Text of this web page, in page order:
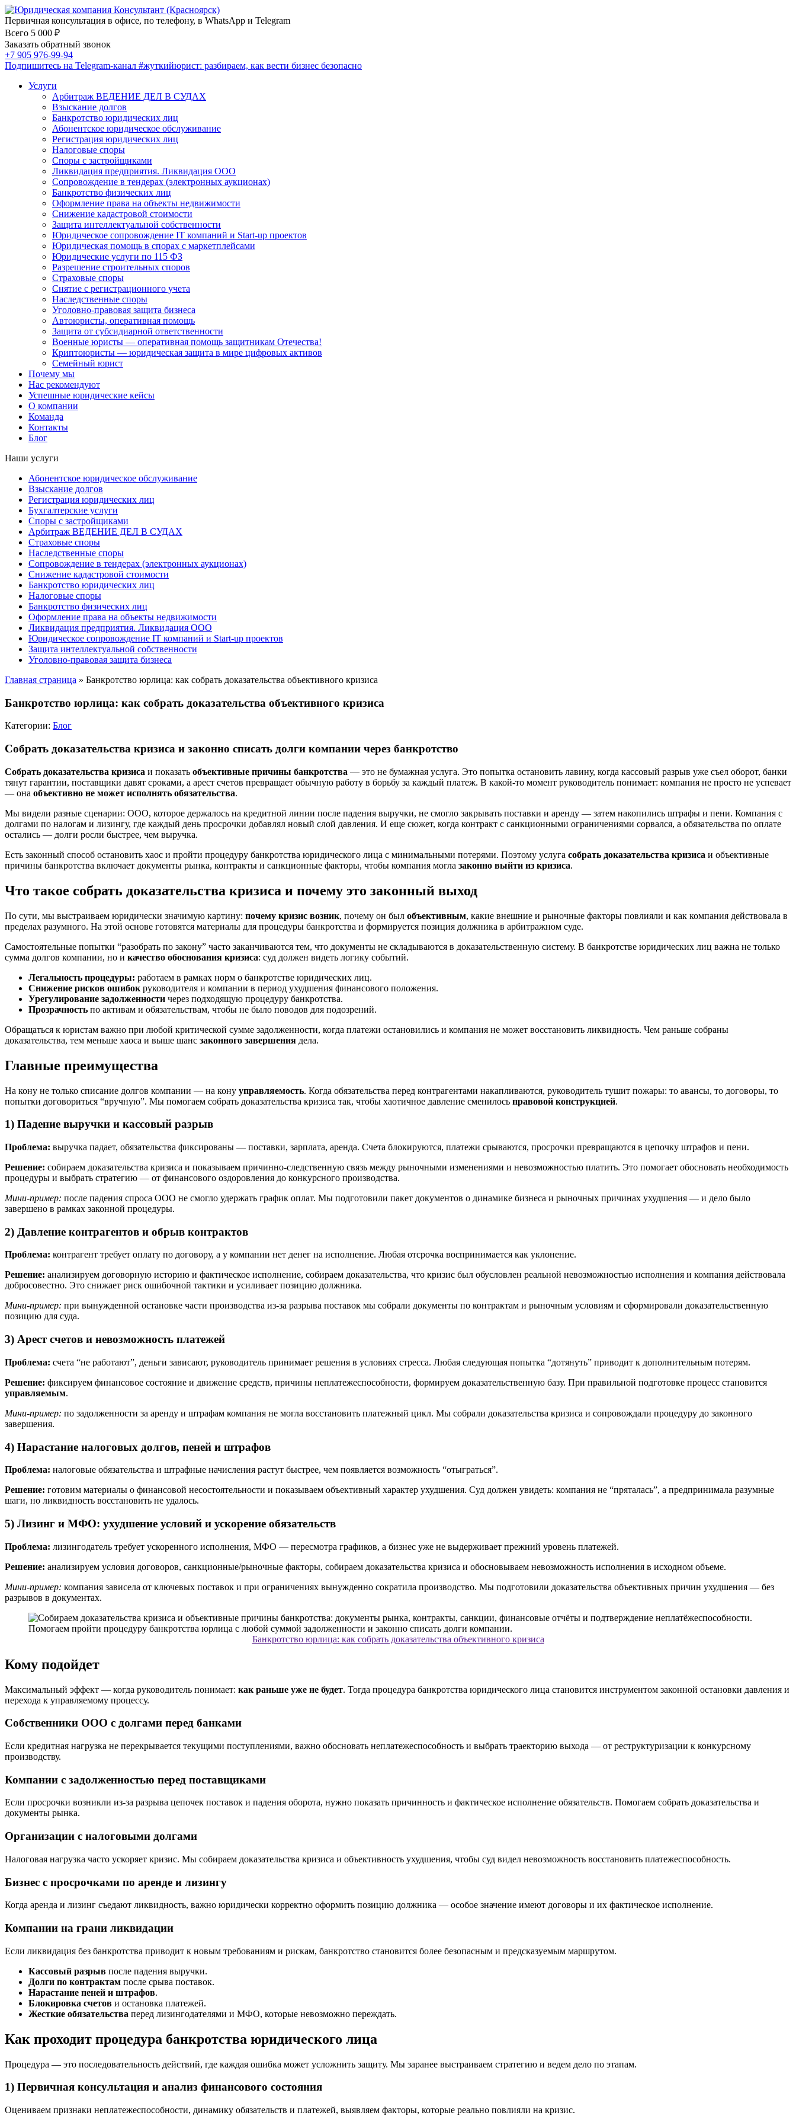
Первичная консультация в офисе, по телефону, в WhatsApp и Telegram
Всего 5 000 ₽
Заказать обратный звонок
+7 905 976-99-94
Подпишитесь на Telegram-канал #жуткийюрист: разбираем, как вести бизнес безопасно
Услуги
Арбитраж ВЕДЕНИЕ ДЕЛ В СУДАХ
Взыскание долгов
Банкротство юридических лиц
Абонентское юридическое обслуживание
Регистрация юридических лиц
Налоговые споры
Споры с застройщиками
Ликвидация предприятия. Ликвидация ООО
Сопровождение в тендерах (электронных аукционах)
Банкротство физических лиц
Оформление права на объекты недвижимости
Снижение кадастровой стоимости
Защита интеллектуальной собственности
Юридическое сопровождение IT компаний и Start-up проектов
Юридическая помощь в спорах с маркетплейсами
Юридические услуги по 115 ФЗ
Разрешение строительных споров
Страховые споры
Снятие с регистрационного учета
Наследственные споры
Уголовно-правовая защита бизнеса
Автоюристы, оперативная помощь
Защита от субсидиарной ответственности
Военные юристы — оперативная помощь защитникам Отечества!
Криптоюристы — юридическая защита в мире цифровых активов
Семейный юрист
Почему мы
Нас рекомендуют
Успешные юридические кейсы
О компании
Команда
Контакты
Блог
Наши услуги
Абонентское юридическое обслуживание
Взыскание долгов
Регистрация юридических лиц
Бухгалтерские услуги
Споры с застройщиками
Арбитраж ВЕДЕНИЕ ДЕЛ В СУДАХ
Страховые споры
Наследственные споры
Сопровождение в тендерах (электронных аукционах)
Снижение кадастровой стоимости
Банкротство юридических лиц
Налоговые споры
Банкротство физических лиц
Оформление права на объекты недвижимости
Ликвидация предприятия. Ликвидация ООО
Юридическое сопровождение IT компаний и Start-up проектов
Защита интеллектуальной собственности
Уголовно-правовая защита бизнеса
Главная страница » Банкротство юрлица: как собрать доказательства объективного кризиса
Банкротство юрлица: как собрать доказательства объективного кризиса
Категории: Блог
Собрать доказательства кризиса и законно списать долги компании через банкротство
Собрать доказательства кризиса и показать объективные причины банкротства — это не бумажная услуга. Это попытка остановить лавину, когда кассовый разрыв уже съел оборот, банки
тянут гарантии, поставщики давят сроками, а арест счетов превращает обычную работу в борьбу за каждый платеж. В какой-то момент руководитель понимает: компания не просто не успевает
— она объективно не может исполнять обязательства.
Мы видели разные сценарии: ООО, которое держалось на кредитной линии после падения выручки, не смогло закрывать поставки и аренду — затем накопились штрафы и пени. Компания с
долгами по налогам и лизингу, где каждый день просрочки добавлял новый слой давления. И еще сюжет, когда контракт с санкционными ограничениями сорвался, а обязательства по оплате
остались — долги росли быстрее, чем выручка.
Есть законный способ остановить хаос и пройти процедуру банкротства юридического лица с минимальными потерями. Поэтому услуга собрать доказательства кризиса и объективные
причины банкротства включает документы рынка, контракты и санкционные факторы, чтобы компания могла законно выйти из кризиса.
Что такое собрать доказательства кризиса и почему это законный выход
По сути, мы выстраиваем юридически значимую картину: почему кризис возник, почему он был объективным, какие внешние и рыночные факторы повлияли и как компания действовала в
пределах разумного. На этой основе готовятся материалы для процедуры банкротства и формируется позиция должника в арбитражном суде.
Самостоятельные попытки “разобрать по закону” часто заканчиваются тем, что документы не складываются в доказательственную систему. В банкротстве юридических лиц важна не только
сумма долгов компании, но и качество обоснования кризиса: суд должен видеть логику событий.
Легальность процедуры: работаем в рамках норм о банкротстве юридических лиц.
Снижение рисков ошибок руководителя и компании в период ухудшения финансового положения.
Урегулирование задолженности через подходящую процедуру банкротства.
Прозрачность по активам и обязательствам, чтобы не было поводов для подозрений.
Обращаться к юристам важно при любой критической сумме задолженности, когда платежи остановились и компания не может восстановить ликвидность. Чем раньше собраны
доказательства, тем меньше хаоса и выше шанс законного завершения дела.
Главные преимущества
На кону не только списание долгов компании — на кону управляемость. Когда обязательства перед контрагентами накапливаются, руководитель тушит пожары: то авансы, то договоры, то
попытки договориться “вручную”. Мы помогаем собрать доказательства кризиса так, чтобы хаотичное давление сменилось правовой конструкцией.
1) Падение выручки и кассовый разрыв
Проблема: выручка падает, обязательства фиксированы — поставки, зарплата, аренда. Счета блокируются, платежи срываются, просрочки превращаются в цепочку штрафов и пени.
Решение: собираем доказательства кризиса и показываем причинно-следственную связь между рыночными изменениями и невозможностью платить. Это помогает обосновать необходимость
процедуры и выбрать стратегию — от финансового оздоровления до конкурсного производства.
Мини-пример: после падения спроса ООО не смогло удержать график оплат. Мы подготовили пакет документов о динамике бизнеса и рыночных причинах ухудшения — и дело было
завершено в рамках законной процедуры.
2) Давление контрагентов и обрыв контрактов
Проблема: контрагент требует оплату по договору, а у компании нет денег на исполнение. Любая отсрочка воспринимается как уклонение.
Решение: анализируем договорную историю и фактическое исполнение, собираем доказательства, что кризис был обусловлен реальной невозможностью исполнения и компания действовала
добросовестно. Это снижает риск ошибочной тактики и усиливает позицию должника.
Мини-пример: при вынужденной остановке части производства из-за разрыва поставок мы собрали документы по контрактам и рыночным условиям и сформировали доказательственную
позицию для суда.
3) Арест счетов и невозможность платежей
Проблема: счета “не работают”, деньги зависают, руководитель принимает решения в условиях стресса. Любая следующая попытка “дотянуть” приводит к дополнительным потерям.
Решение: фиксируем финансовое состояние и движение средств, причины неплатежеспособности, формируем доказательственную базу. При правильной подготовке процесс становится
управляемым.
Мини-пример: по задолженности за аренду и штрафам компания не могла восстановить платежный цикл. Мы собрали доказательства кризиса и сопровождали процедуру до законного
завершения.
4) Нарастание налоговых долгов, пеней и штрафов
Проблема: налоговые обязательства и штрафные начисления растут быстрее, чем появляется возможность “отыграться”.
Решение: готовим материалы о финансовой несостоятельности и показываем объективный характер ухудшения. Суд должен увидеть: компания не “пряталась”, а предпринимала разумные
шаги, но ликвидность восстановить не удалось.
5) Лизинг и МФО: ухудшение условий и ускорение обязательств
Проблема: лизингодатель требует ускоренного исполнения, МФО — пересмотра графиков, а бизнес уже не выдерживает прежний уровень платежей.
Решение: анализируем условия договоров, санкционные/рыночные факторы, собираем доказательства кризиса и обосновываем невозможность исполнения в исходном объеме.
Мини-пример: компания зависела от ключевых поставок и при ограничениях вынужденно сократила производство. Мы подготовили доказательства объективных причин ухудшения — без
разрывов в документах.
Банкротство юрлица: как собрать доказательства объективного кризиса
Кому подойдет
Максимальный эффект — когда руководитель понимает: как раньше уже не будет. Тогда процедура банкротства юридического лица становится инструментом законной остановки давления и
перехода к управляемому процессу.
Собственники ООО с долгами перед банками
Если кредитная нагрузка не перекрывается текущими поступлениями, важно обосновать неплатежеспособность и выбрать траекторию выхода — от реструктуризации к конкурсному
производству.
Компании с задолженностью перед поставщиками
Если просрочки возникли из-за разрыва цепочек поставок и падения оборота, нужно показать причинность и фактическое исполнение обязательств. Помогаем собрать доказательства и
документы рынка.
Организации с налоговыми долгами
Налоговая нагрузка часто ускоряет кризис. Мы собираем доказательства кризиса и объективность ухудшения, чтобы суд видел невозможность восстановить платежеспособность.
Бизнес с просрочками по аренде и лизингу
Когда аренда и лизинг съедают ликвидность, важно юридически корректно оформить позицию должника — особое значение имеют договоры и их фактическое исполнение.
Компании на грани ликвидации
Если ликвидация без банкротства приводит к новым требованиям и рискам, банкротство становится более безопасным и предсказуемым маршрутом.
Кассовый разрыв после падения выручки.
Долги по контрактам после срыва поставок.
Нарастание пеней и штрафов.
Блокировка счетов и остановка платежей.
Жесткие обязательства перед лизингодателями и МФО, которые невозможно переждать.
Как проходит процедура банкротства юридического лица
Процедура — это последовательность действий, где каждая ошибка может усложнить защиту. Мы заранее выстраиваем стратегию и ведем дело по этапам.
1) Первичная консультация и анализ финансового состояния
Оцениваем признаки неплатежеспособности, динамику обязательств и платежей, выявляем факторы, которые реально повлияли на кризис.